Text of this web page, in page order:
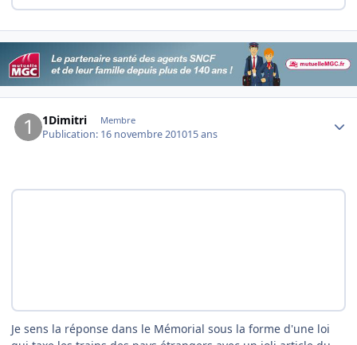
1Dimitri Membre
Publication: 16 novembre 201015 ans
Je sens la réponse dans le Mémorial sous la forme d'une loi